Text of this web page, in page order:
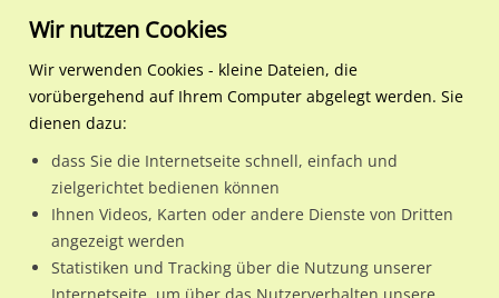
Regionale Plakatwerbung Nordrhein-Westfalen
Zülpich, Stadt
Trierer Str. 42 (B 265) RS
Trierer Str. 42 (B 265) RS
53909 / Zülpich, Stadt / Weiler
Nutze günstige Werbemöglichkeiten am Standort Trierer Str.
Wir nutzen Cookies
Wir verwenden Cookies - kleine Dateien, die
vorübergehend auf Ihrem Computer abgelegt werden. Sie
dienen dazu:
dass Sie die Internetseite schnell, einfach und
zielgerichtet bedienen können
Ihnen Videos, Karten oder andere Dienste von Dritten
angezeigt werden
Statistiken und Tracking über die Nutzung unserer